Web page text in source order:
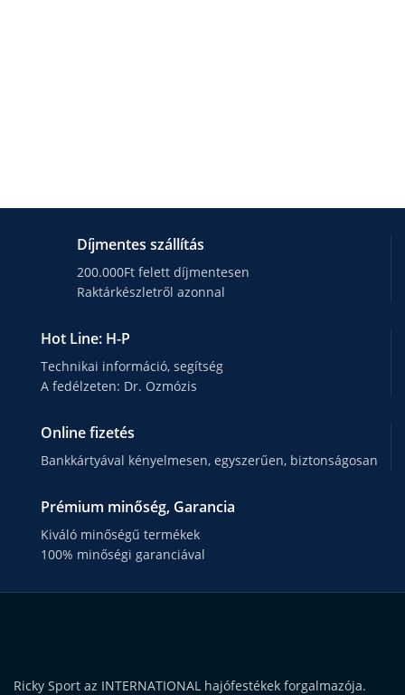
Díjmentes szállítás
200.000Ft felett díjmentesen
Raktárkészletről azonnal
Hot Line: H-P
Technikai információ, segítség
A fedélzeten: Dr. Ozmózis
Online fizetés
Bankkártyával kényelmesen, egyszerűen, biztonságosan
Prémium minőség, Garancia
Kiváló minőségű termékek
100% minőségi garanciával
Ricky Sport az INTERNATIONAL hajófestékek forgalmazója.